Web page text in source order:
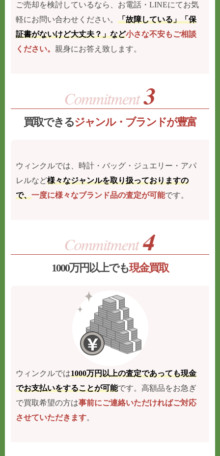
ご売却を検討しているなら、お電話・LINEにてお気
軽にお問い合わせください。「故障している」「保
証書がないけど大丈夫？」など小さな不安もご相談
ください。 親身にお答え致します。
買取できるジャンル・ブランドが豊富
ウィンクルでは、時計・バッグ・ジュエリー・アパ
レルなど様々なジャンルを取り扱っておりますの
で、一度に様々なブランド品の査定が可能です。
1000万円以上でも現金買取
ウィンクルでは1000万円以上の査定であっても現金
でお支払いをすることが可能です。高額品をお急ぎ
で買取希望の方は事前にご連絡いただければご対応
させていただきます。